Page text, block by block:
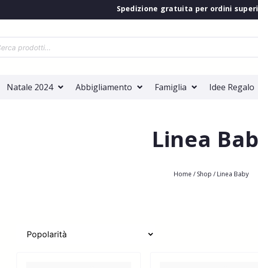
Spedizione gratuita per ordini
Natale 2024 Abbigliamento Famiglia Idee Regalo
Linea
Home / Shop / Linea Baby